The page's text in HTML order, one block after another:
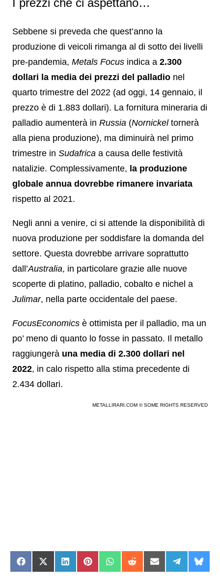
Sebbene si preveda che quest’anno la
produzione di veicoli rimanga al di sotto dei livelli
pre-pandemia, Metals Focus indica a 2.300
dollari la media dei prezzi del palladio nel
quarto trimestre del 2022 (ad oggi, 14 gennaio, il
prezzo è di 1.883 dollari). La fornitura mineraria di
palladio aumenterà in Russia (Nornickeltornerà
alla piena produzione), ma diminuirà nel primo
trimestre in Sudafrica a causa delle festività
natalizie. Complessivamente, la produzione
globale annua dovrebbe rimanere invariata
rispetto al 2021.
Negli anni a venire, ci si attende la disponibilità di
nuova produzione per soddisfare la domanda del
settore. Questa dovrebbe arrivare soprattutto
dall’Australia, in particolare grazie alle nuove
scoperte di platino, palladio, cobalto e nichel a
Julimar, nella parte occidentale del paese.
FocusEconomics è ottimista per il palladio, ma un
po’ meno di quanto lo fosse in passato. Il metallo
raggiungerà una media di 2.300 dollari nel
2022, in calo rispetto alla stima precedente di
2.434 dollari.
METALLIRARI.COM © SOME RIGHTS RESERVED
Share
on
Share
on
Share
on
Share
on
Share
on
Share
on
Share
on
Share
on
on